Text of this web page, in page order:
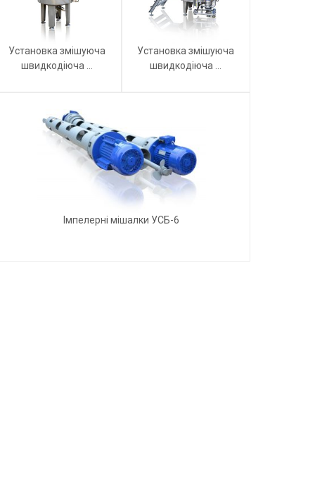
Установка змішуюча
швидкодіюча ...
Установка змішуюча
швидкодіюча ...
Імпелерні мішалки УСБ-6